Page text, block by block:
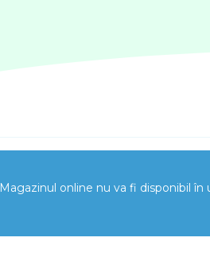
Magazinul online nu va fi disponibil